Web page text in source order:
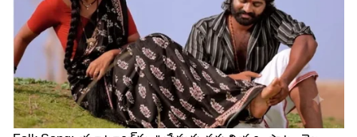
6